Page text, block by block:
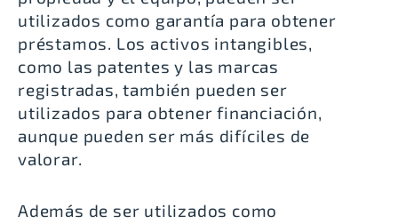
utilizados como garantía para obtener
préstamos. Los activos intangibles,
como las patentes y las marcas
registradas, también pueden ser
utilizados para obtener financiación,
aunque pueden ser más difíciles de
valorar.
Además de ser utilizados como